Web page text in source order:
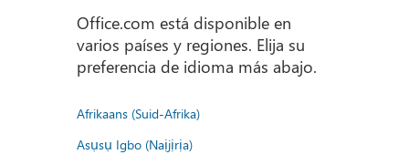
Office.com está disponible en
varios países y regiones. Elija su
preferencia de idioma más abajo.
Afrikaans (Suid-Afrika)
Asụsụ Igbo (Naịjịrịa)